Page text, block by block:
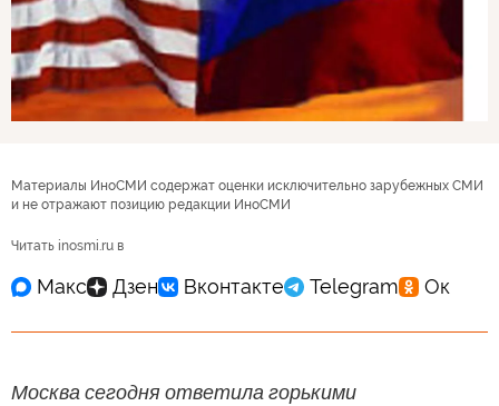
Материалы ИноСМИ содержат оценки исключительно зарубежных СМИ
и не отражают позицию редакции ИноСМИ
Читать inosmi.ru в
Москва сегодня ответила горькими